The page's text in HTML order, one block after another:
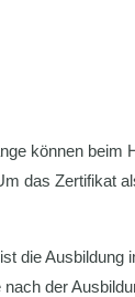
können beim
das Zertifikat
die
der